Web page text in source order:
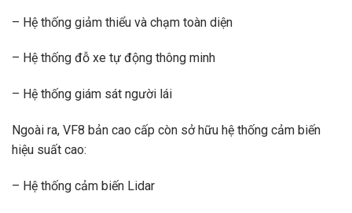
– Hệ thống giảm thiểu và chạm toàn diện
– Hệ thống đỗ xe tự động thông minh
– Hệ thống giám sát người lái
Ngoài ra, VF8 bản cao cấp còn sở hữu hệ thống cảm biến
hiệu suất cao:
– Hệ thống cảm biến Lidar